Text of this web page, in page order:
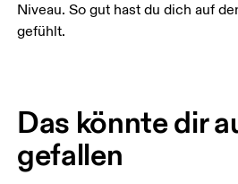
Niveau. So gut hast du dich auf
gefühlt.
Das könnte dir
gefallen